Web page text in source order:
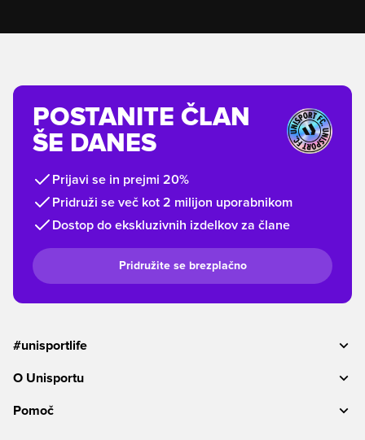
POSTANITE ČLAN
ŠE DANES
Prijavi se in prejmi 20%
Pridruži se več kot 2 milijon uporabnikom
Dostop do ekskluzivnih izdelkov za člane
Pridružite se brezplačno
#unisportlife
O Unisportu
Pomoč